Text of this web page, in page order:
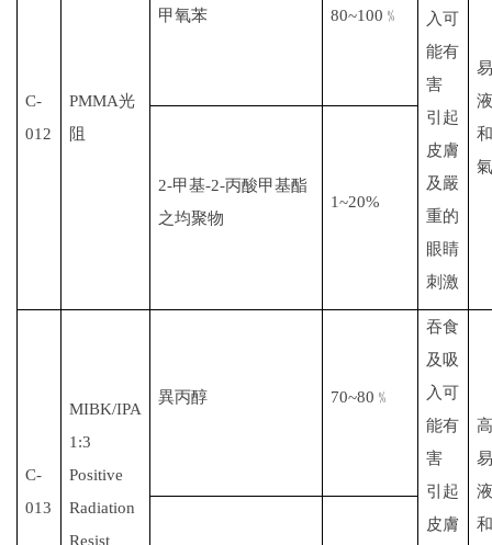
C-
012
PMMA光
阻
甲氧苯 80~100 ﹪
入可
能有
害
引起
皮膚
及嚴
重的
眼睛
刺激
2-甲基-2-丙酸甲基酯
之均聚物
1~20%
C-
013
MIBK/IPA
1:3
Positive
Radiation
Resist
異丙醇 70~80 ﹪
吞食
及吸
入可
能有
害
引起
皮膚